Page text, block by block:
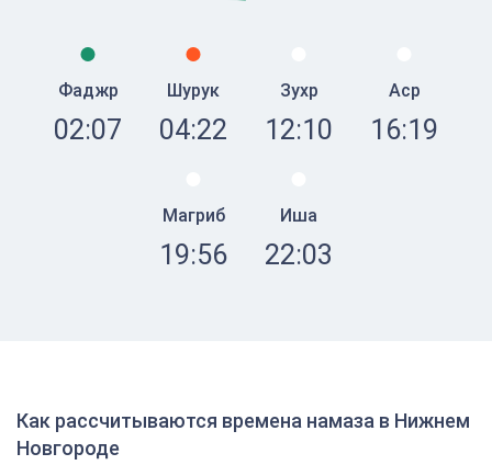
Фаджр
02:07
Шурук
04:22
Зухр
12:10
Аср
16:19
Магриб
19:56
Иша
22:03
Как рассчитываются времена намаза в Нижнем
Новгороде